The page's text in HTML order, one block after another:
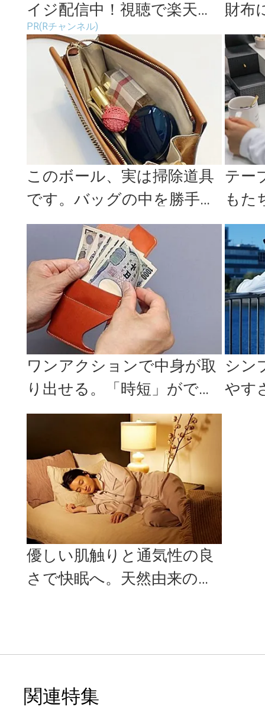
イジ配信中！視聴で楽天ポ
イント貯まる
PR(Rチャンネル)
財布
素材
od ...
このボール、実は掃除道具
です。バッグの中を勝手に
きれいにしてくれる「DUS
テー
もた
型の
機「
ワンアクションで中身が取
り出せる。「時短」ができ
る話題のコンパクト財布
シン
やす
優しい肌触りと通気性の良
さで快眠へ。天然由来の素
関連特集